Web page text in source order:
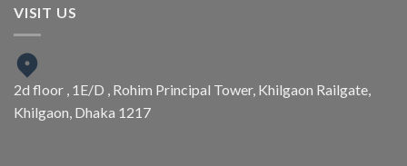
VISIT US
2d floor , 1E/D , Rohim Principal Tower, Khilgaon Railgate,
Khilgaon, Dhaka 1217